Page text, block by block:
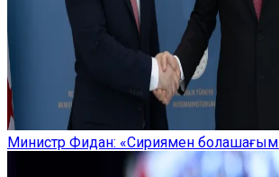
Министр Фидан: «Сириямен